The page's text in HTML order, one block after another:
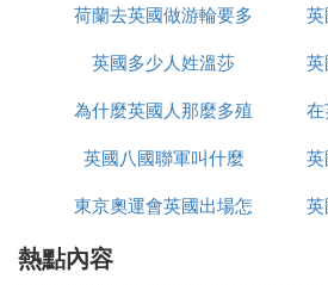
加坡十二分之一。汶萊小固然小
要原因就是英國在汶萊探勘石油
年正式投產，自此展開了汶萊嶄
《華爾街郵報》指出，汶萊蘇丹
阿拉伯的石油大亨。近來外界對
雨雨的傳說，但他還是受當地人
人口稱「全世界最好」的福利國。
服如何上去
荷蘭去英國做游輪要多
久
英國多少人姓溫莎
為什麼英國人那麼多殖
民地
英國八國聯軍叫什麼
東京奧運會英國出場怎
熱點內容